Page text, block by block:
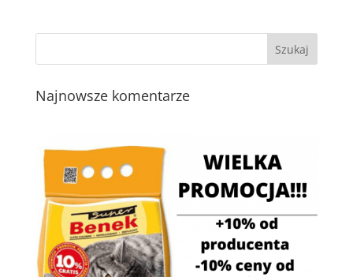
Najnowsze komentarze